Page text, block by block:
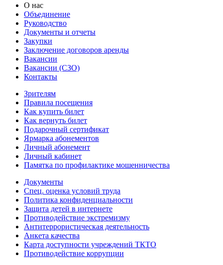
О нас
Объединение
Руководство
Документы и отчеты
Закупки
Заключение договоров аренды
Вакансии
Вакансии (СЗО)
Контакты
Зрителям
Правила посещения
Как купить билет
Как вернуть билет
Подарочный сертификат
Ярмарка абонементов
Личный абонемент
Личный кабинет
Памятка по профилактике мошенничества
Документы
Спец. оценка условий труда
Политика конфиденциальности
Защита детей в интернете
Противодействие экстремизму
Антитеррористическая деятельность
Анкета качества
Карта доступности учреждений ТКТО
Противодействие коррупции